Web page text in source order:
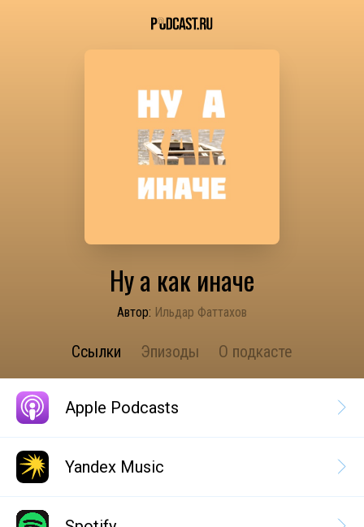
Ну а как иначе
Автор: Ильдар Фаттахов
Ссылки Эпизоды О подкасте
Apple Podcasts
Yandex Music